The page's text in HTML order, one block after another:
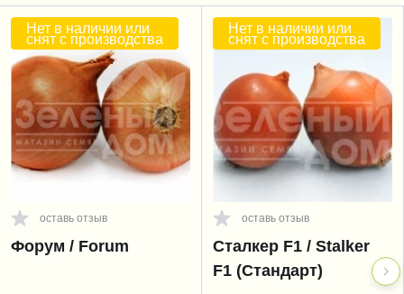
Нет в наличии или
снят с производства
оставь отзыв
Форум / Forum
Нет в наличии или
снят с производства
оставь отзыв
Сталкер F1 / Stalker
F1 (Стандарт)